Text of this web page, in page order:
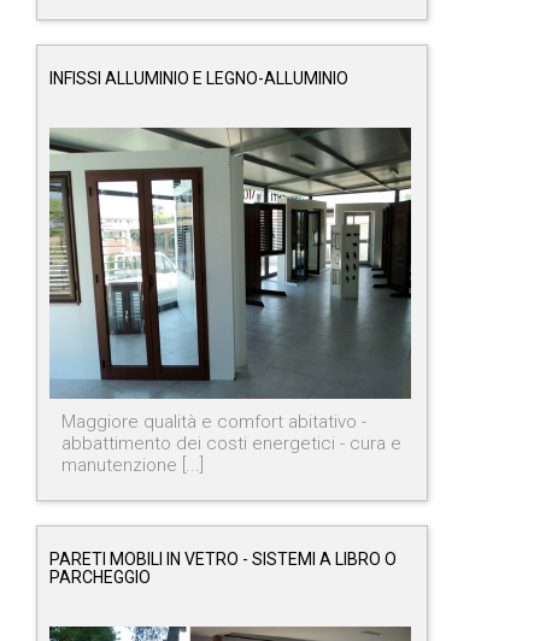
INFISSI ALLUMINIO E LEGNO-ALLUMINIO
Maggiore qualità e comfort abitativo -
abbattimento dei costi energetici - cura e
manutenzione [...]
PARETI MOBILI IN VETRO - SISTEMI A LIBRO O
PARCHEGGIO